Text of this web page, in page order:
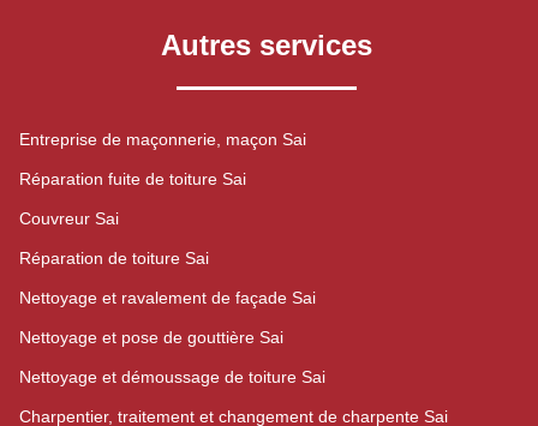
Autres services
Entreprise de maçonnerie, maçon Sai
Réparation fuite de toiture Sai
Couvreur Sai
Réparation de toiture Sai
Nettoyage et ravalement de façade Sai
Nettoyage et pose de gouttière Sai
Nettoyage et démoussage de toiture Sai
Charpentier, traitement et changement de charpente Sai